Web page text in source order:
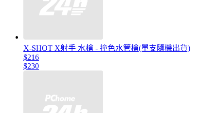
X-SHOT X射手 水槍 - 撞色水管槍(單支隨機出貨)
$216
$230